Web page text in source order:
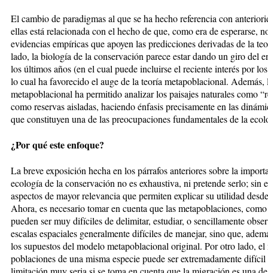
El cambio de paradigmas al que se ha hecho referencia con
ellas está relacionada con el hecho de que, como era de esperarse,
evidencias empíricas que apoyen las predicciones derivadas de la
lado, la biología de la conservación parece estar dando un giro del
los últimos años (en el cual puede incluirse el reciente interés por
lo cual ha favorecido el auge de la teoría metapoblacional.
metapoblacional ha permitido analizar los paisajes naturales como
como reservas aisladas, haciendo énfasis precisamente en las
que constituyen una de las preocupaciones fundamentales de la
¿Por qué este enfoque?
La breve exposición hecha en los párrafos anteriores sobre la
ecología de la conservación no es exhaustiva, ni pretende serlo; sin
aspectos de mayor relevancia que permiten explicar su utilidad
Ahora, es necesario tomar en cuenta que las metapoblaciones,
pueden ser muy difíciles de delimitar, estudiar, o sencillamente
escalas espaciales generalmente difíciles de manejar, sino que,
los supuestos del modelo metapoblacional original. Por otro lado,
poblaciones de una misma especie puede ser extremadamente